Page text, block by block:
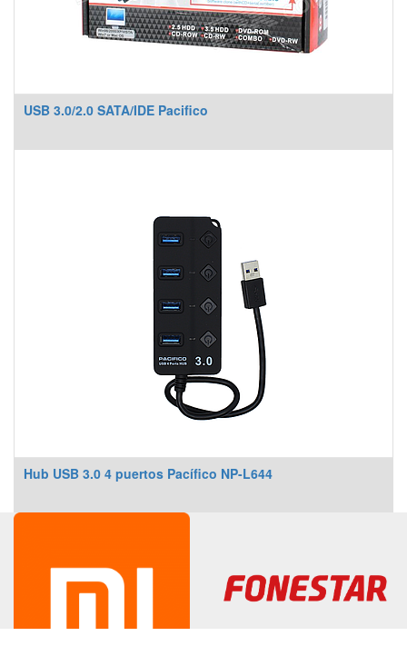
USB 3.0/2.0 SATA/IDE Pacifico
Hub USB 3.0 4 puertos Pacífico NP-L644